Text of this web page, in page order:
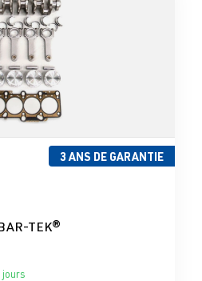
3 ANS DE GARANTIE
5 étoiles
TEK®
jours